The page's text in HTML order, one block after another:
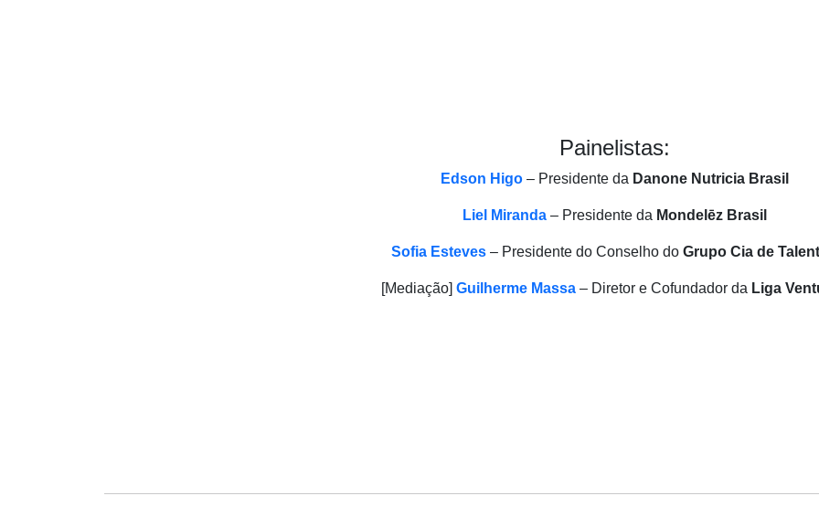
Painelistas:
Edson Higo– Presidente da Danone Nutricia Brasil
Liel Miranda– Presidente da Mondelēz Brasil
Sofia Esteves – Presidente do Conselho do Grupo Cia de
[Mediação] Guilherme Massa – Diretor e Cofundador da Liga